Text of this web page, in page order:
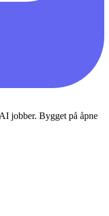
jobber. Bygget på åpne